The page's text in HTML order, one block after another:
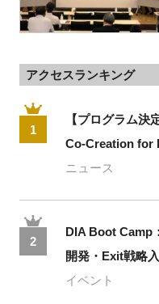
アクセスランキング
1
【プログラム決
Co-Creation for
ニュース
2
DIA Boot Camp
開発・Exit戦略
イベント